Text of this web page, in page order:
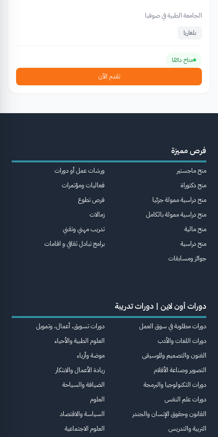
الجامعة الطبية في صوفيا
بلغاريا
متاح دائمًا
تقدم الآن
فرص مميزة
منح ماجستير
منح دكتوراة
منح دراسية ممولة جزئيا
منح دراسية ممولة بالكامل
منح مالية
منح دراسية
جوائز ومسابقات
ورشات عمل أو دورات
فعاليات ومؤتمرات
فرص تطوع
زمالات
تدريب مهني وتقني
برامج تبادل ثقافي و اقامات
دورات أون لاين | دورات تدريبة
دورات مطلوبة في سوق العمل
دورات اللغات والأدب
الفنون والتصميم والموسيقى
التصوير وصناعة الأفلام
دورات التكنولوجيا والبرمجة
دورات علم النفس
القانون وحقوق الإنسان والجندر
التربية والتدريس
دورات تسويق، أعمال، وتمويل
العلوم الطبية والأحياء
موضة وأزياء
ريادة الأعمال والابتكار
الضيافة والسياحة
العلوم
السياسة والاقتصاد
العلوم الاجتماعية